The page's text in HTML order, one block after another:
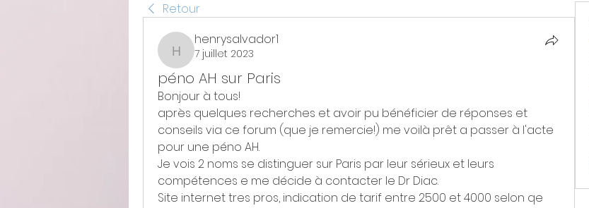
Retour
henrysalvador1
henrysalvador1
7 juillet 2023
péno AH sur Paris
Bonjour à tous!
après quelques recherches et avoir pu bénéficier de réponses et
conseils via ce forum (que je remercie!) me voilà prêt a passer à l'acte
pour une péno AH.
Je vois 2 noms se distinguer sur Paris par leur sérieux et leurs
compétences e me décide à contacter le Dr Diac.
Site internet tres pros, indication de tarif entre 2500 et 4000 selon qe